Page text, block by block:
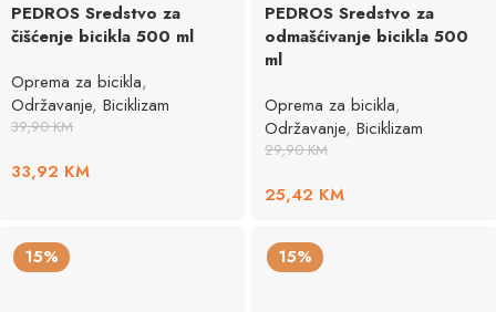
PEDROS Sredstvo za
čišćenje bicikla 500 ml
Oprema za bicikla,
Održavanje, Biciklizam
39,90KM
33,92 KM
PEDROS Sredstvo za
odmašćivanje bicikla 500
ml
Oprema za bicikla,
Održavanje, Biciklizam
29,90KM
25,42 KM
15% 15%